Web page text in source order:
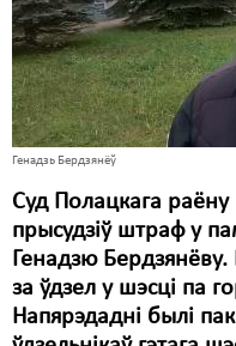
Генадзь Бердзянёў
Суд Полацкага раёну
прысудзіў штраф у
Генадзю Бердзянёву.
за ўдзел у шэсці па
Напярэдадні былі
КПЧ ААН
Культурныя правы
ЛПП
Мігранты
Мірныя сходы
Палітвязьні
Праваабаронцы